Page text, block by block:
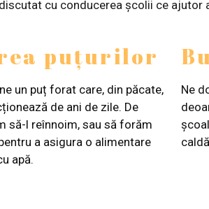
cu conducerea școlii ce ajutor
puţurilor
un puț forat care, din păcate,
de ani de zile. De
să-l reînnoim, sau să forăm
a asigura o alimentare
apă.
Ne